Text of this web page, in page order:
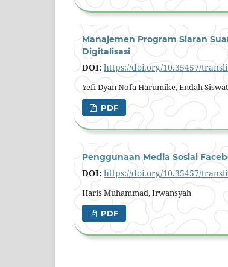
Manajemen Program Siaran
Digitalisasi
DOI: https://doi.org/10.35457/
Yefi Dyan Nofa Harumike, Endah
PDF
Penggunaan Media Sosial
DOI: https://doi.org/10.35457/
Haris Muhammad, Irwansyah
PDF